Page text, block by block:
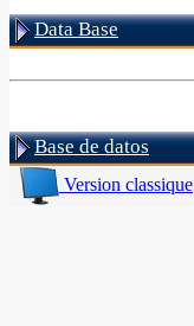
Data Base
Base de datos
Version classique